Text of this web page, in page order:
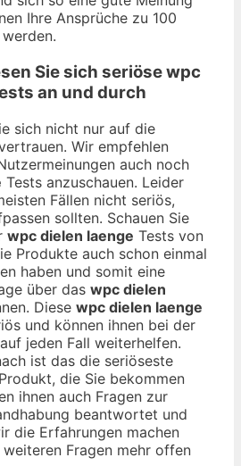
Ihre Ansprüche zu 100
Sie sich seriösewpc
an und durch
sich nicht nur auf die
Wir empfehlen
auch noch
Tests anzuschauen. Leider
Fällen nicht seriös,
sollten. Schauen Sie
wpc dielen laenge Tests von
Produkte auch schon einmal
haben und somit eine
über das wpc dielen
Diese wpc dielen laenge
und können ihnen bei der
jeden Fall weiterhelfen.
ist das die seriöseste
die Sie bekommen
ihnen auch Fragen zur
beantwortet und
die Erfahrungen machen
Fragen mehr offen